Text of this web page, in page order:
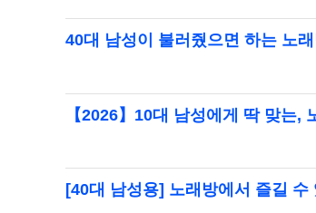
40대 남성이 불러줬으면 하는 노
【2026】10대 남성에게 딱 맞는,
[40대 남성용] 노래방에서 즐길 수